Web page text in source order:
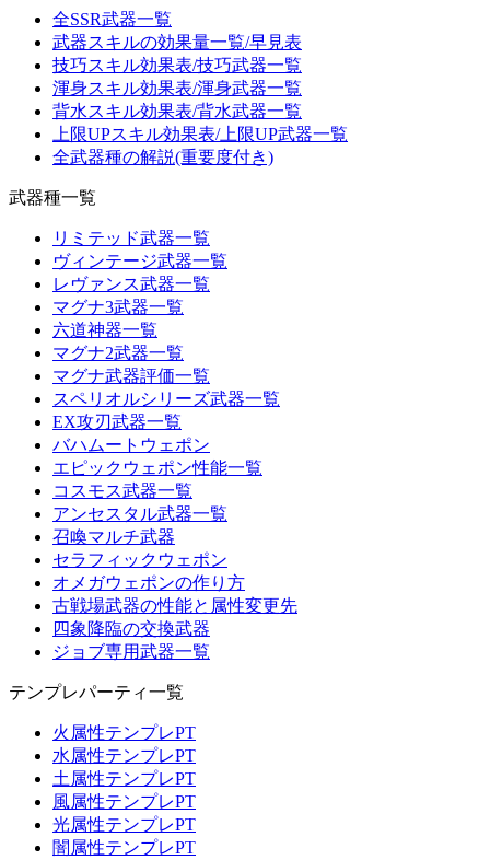
全SSR武器一覧
武器スキルの効果量一覧/早見表
技巧スキル効果表/技巧武器一覧
渾身スキル効果表/渾身武器一覧
背水スキル効果表/背水武器一覧
上限UPスキル効果表/上限UP武器一覧
全武器種の解説(重要度付き)
武器種一覧
リミテッド武器一覧
ヴィンテージ武器一覧
レヴァンス武器一覧
マグナ3武器一覧
六道神器一覧
マグナ2武器一覧
マグナ武器評価一覧
スペリオルシリーズ武器一覧
EX攻刃武器一覧
バハムートウェポン
エピックウェポン性能一覧
コスモス武器一覧
アンセスタル武器一覧
召喚マルチ武器
セラフィックウェポン
オメガウェポンの作り方
古戦場武器の性能と属性変更先
四象降臨の交換武器
ジョブ専用武器一覧
テンプレパーティ一覧
火属性テンプレPT
水属性テンプレPT
土属性テンプレPT
風属性テンプレPT
光属性テンプレPT
闇属性テンプレPT